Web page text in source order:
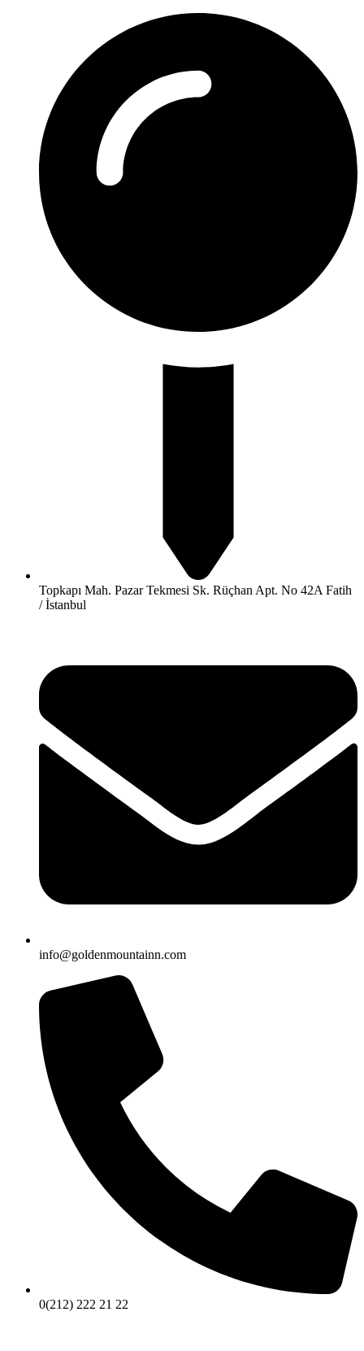
Topkapı Mah. Pazar Tekmesi Sk. Rüçhan Apt. No 42A Fatih
/ İstanbul
info@goldenmountainn.com
0(212) 222 21 22